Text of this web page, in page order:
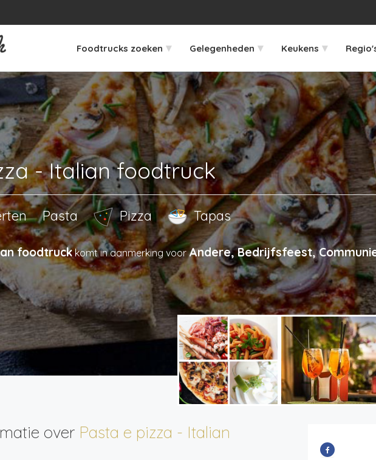
Foodtrucks zoeken ▾ Gelegenheden ▾ Keukens ▾
- Italian foodtruck
Pasta Pizza Tapas
foodtruckkomt in aanmerking voorAndere, Bedrijfsfeest,
over Pasta e pizza - Italian